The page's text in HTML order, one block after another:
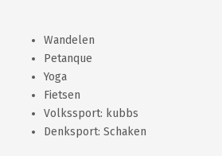
Wandelen
Petanque
Yoga
Fietsen
Volkssport: kubbs
Denksport: Schaken